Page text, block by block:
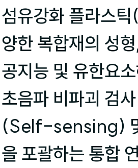
섬유강화 플라스
양한 복합재의 성
공지능 및 유한요
초음파 비파괴 검
(Self-sensing) 및
을 포괄하는 통합